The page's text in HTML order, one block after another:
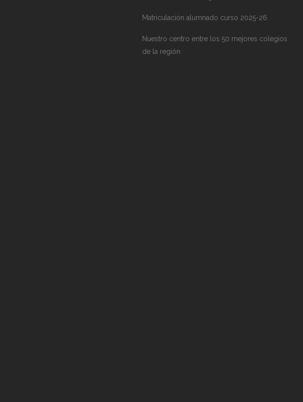
Matriculación alumnado curso 2025-26
Nuestro centro entre los 50 mejores colegios
de la región